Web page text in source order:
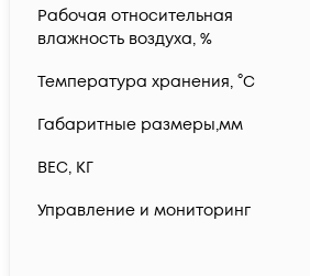
Рабочая относительная
влажность воздуха, %
Температура хранения, °С
Габаритные размеры,мм
ВЕС, КГ
Управление и мониторинг